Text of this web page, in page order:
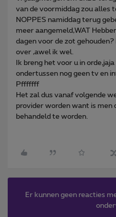
van de voormiddag zou alles
NOPPES namiddag terug
meer aangemeld,WAT
dagen voor de zot
over ,awel ik wel.
Ik breng het voor u in
ondertussen nog geen tv en
Pfffffff
Het zal dus vanaf volgende
provider worden want is men
behandeld te worden.
Er kunnen geen reacties